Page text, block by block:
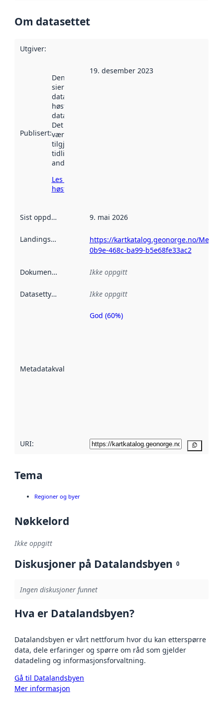
Om datasettet
Utgiver:
Publisert:
Denne datoen
sier når
datasettet ble
høstet av
data.norge.no.
Det kan ha
vært
tilgjengelig
tidligere
andre steder.
Les mer om
høsting her
19. desember 2023
Sist oppdatert 9. mai 2026
Landingsside
https://kartkatalog.geonorge.no/
0b9e-468c-ba99-b5e68fe33ac2
Dokumentasjon Ikke oppgitt
Datasettype Ikke oppgitt
Metadatakvalitet
Metadatakvalitet
God (60%)
URI:
Tema
Regioner og byer
Nøkkelord
Ikke oppgitt
Diskusjoner på Datalandsbyen 0
Ingen diskusjoner funnet
Hva er Datalandsbyen?
Datalandsbyen er vårt nettforum hvor du kan etterspørre
data, dele erfaringer og spørre om råd som gjelder
datadeling og informasjonsforvaltning.
Gå til Datalandsbyen
Mer informasjon